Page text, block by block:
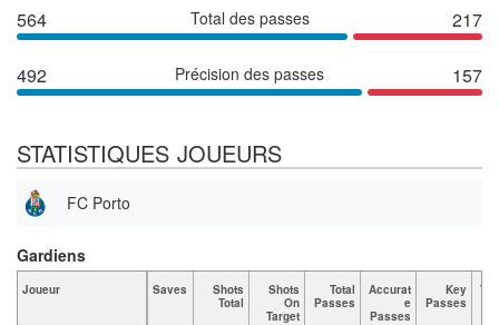
564 Total des passes 217
492 Précision des passes 157
STATISTIQUES JOUEURS
FC Porto
Joueur Saves
Shots
Total
Shots
On
Target
Total
Passes
Accurat
e
Passes
Key
Passes
Gardiens